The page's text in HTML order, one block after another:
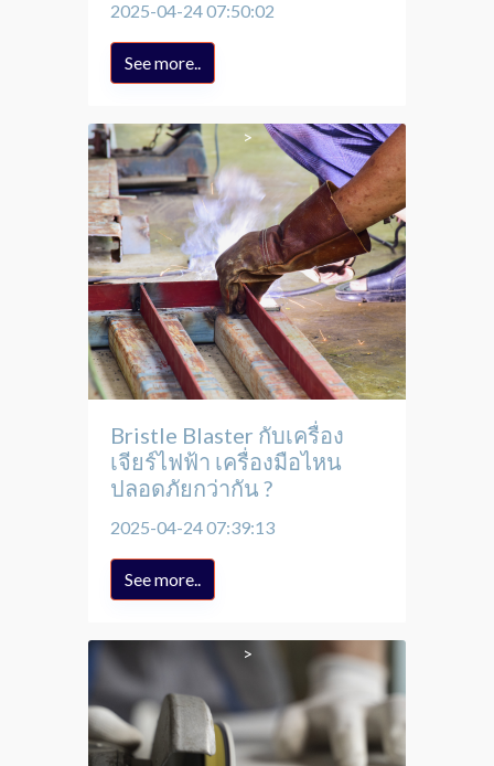
2025-04-24 07:50:02
See more..
Bristle Blaster กับเครื่อง
เจียร์ไฟฟ้า เครื่องมือไหน
ปลอดภัยกว่ากัน ?
2025-04-24 07:39:13
See more..